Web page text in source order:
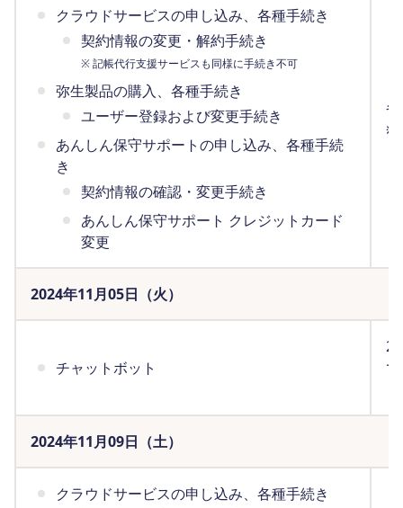
クラウドサービスの申し込み、各種手続き
契約情報の変更・解約手続き
※ 記帳代行支援サービスも同様に手続き不可
弥生製品の購入、各種手続き
ユーザー登録および変更手続き
あんしん保守サポートの申し込み、各種手続
き
契約情報の確認・変更手続き
あんしん保守サポート クレジットカード
変更
※
2024年11月05日（火）
チャットボット
で
2024年11月09日（土）
クラウドサービスの申し込み、各種手続き